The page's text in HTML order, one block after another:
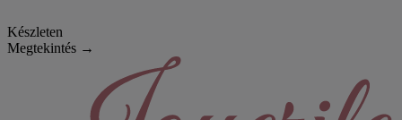
Készleten
Megtekintés →